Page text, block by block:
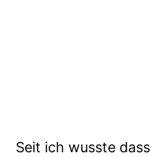
Seit ich wusste dass